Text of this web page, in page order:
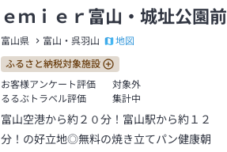
ｅｍｉｅｒ富山・城址公園前
富山県 富山・呉羽山 地図
ふるさと納税対象施設
お客様アンケート評価
対象外
るるぶトラベル評価
集計中
富山空港から約２０分！富山駅から約１２
分！の好立地◎無料の焼き立てパン健康朝